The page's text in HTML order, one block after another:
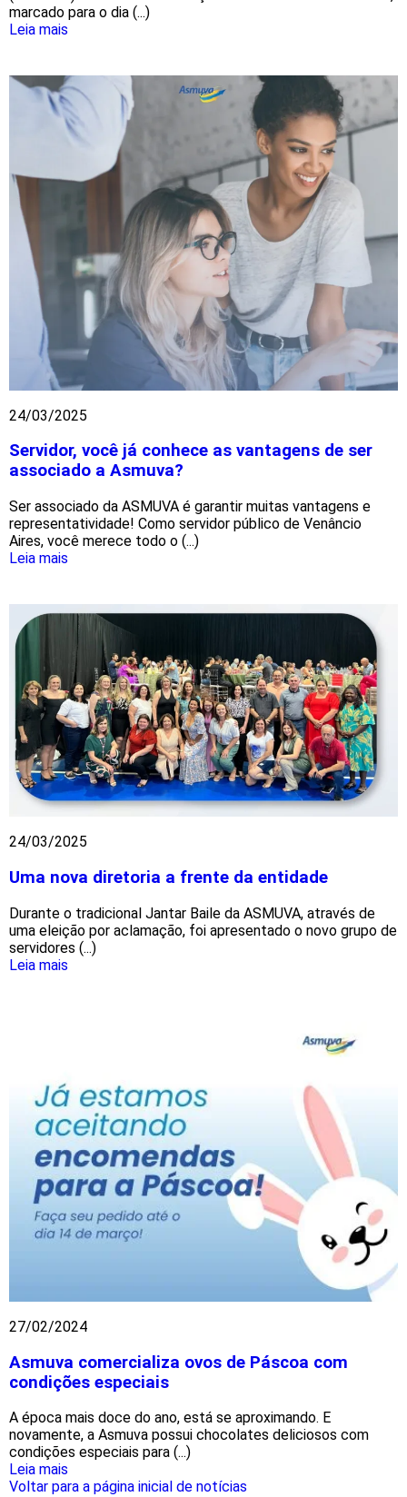
marcado para o dia (...)
Leia mais
24/03/2025
Servidor, você já conhece as vantagens de ser
associado a Asmuva?
Ser associado da ASMUVA é garantir muitas vantagens e
representatividade! Como servidor público de Venâncio
Aires, você merece todo o (...)
Leia mais
24/03/2025
Uma nova diretoria a frente da entidade
Durante o tradicional Jantar Baile da ASMUVA, através de
uma eleição por aclamação, foi apresentado o novo grupo de
servidores (...)
Leia mais
27/02/2024
Asmuva comercializa ovos de Páscoa com
condições especiais
A época mais doce do ano, está se aproximando. E
novamente, a Asmuva possui chocolates deliciosos com
condições especiais para (...)
Leia mais
Voltar para a página inicial de notícias